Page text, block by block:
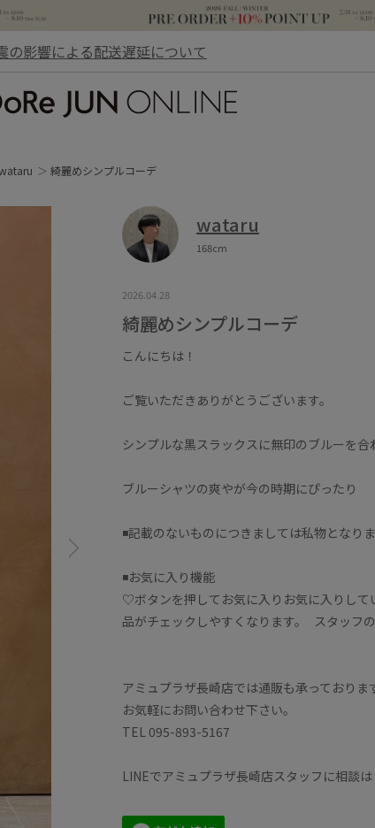
の影響による配送遅延について
綺麗めシンプルコーデ
wataru
168cm
2026.04.28
綺麗めシンプルコーデ
こんにちは！
ご覧いただきありがとうございます。
シンプルな黒スラックスに無印のブルーを
ブルーシャツの爽やが今の時期にぴったり
◾️記載のないものにつきましては私物となりま
◾️お気に入り機能
♡ボタンを押してお気に入りお気に入りして
品がチェックしやすくなります。 スタッフ
アミュプラザ長崎店では通販も承っておりま
お気軽にお問い合わせ下さい。
TEL 095-893-5167
LINEでアミュプラザ長崎店スタッフに相談